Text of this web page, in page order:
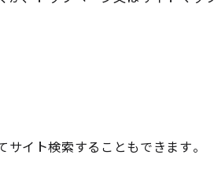
イト検索することもできます。